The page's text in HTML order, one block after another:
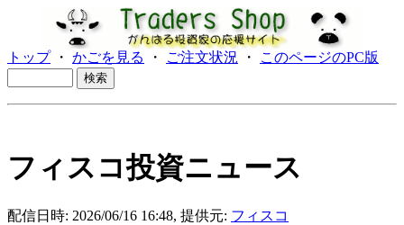
トップ・ かごを見る ・ ご注文状況 ・ このページのPC版
フィスコ投資ニュース
配信日時: 2026/06/16 16:48, 提供元: フィスコ